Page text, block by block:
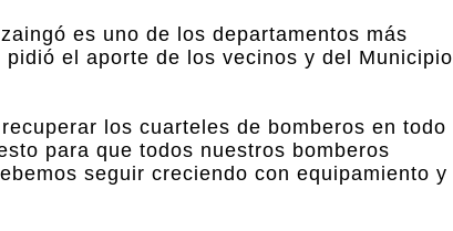
es uno de los departamentos más
el aporte de los vecinos y del Municipio
los cuarteles de bomberos en todo
para que todos nuestros bomberos
seguir creciendo con equipamiento y